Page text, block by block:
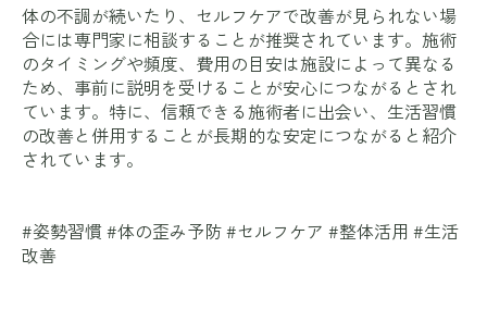
体の不調が続いたり、セルフケアで改善が見られない場
合には専門家に相談することが推奨されています。施術
のタイミングや頻度、費用の目安は施設によって異なる
ため、事前に説明を受けることが安心につながるとされ
ています。特に、信頼できる施術者に出会い、生活習慣
の改善と併用することが長期的な安定につながると紹介
されています。
#姿勢習慣 #体の歪み予防 #セルフケア #整体活用 #生活
改善